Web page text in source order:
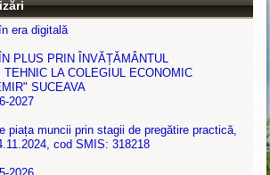
era digitală
PLUS PRIN ÎNVĂȚĂMÂNTUL
LA COLEGIUL ECONOMIC
SUCEAVA
2027
piața muncii prin stagii de pregătire practică,
cod SMIS: 318218